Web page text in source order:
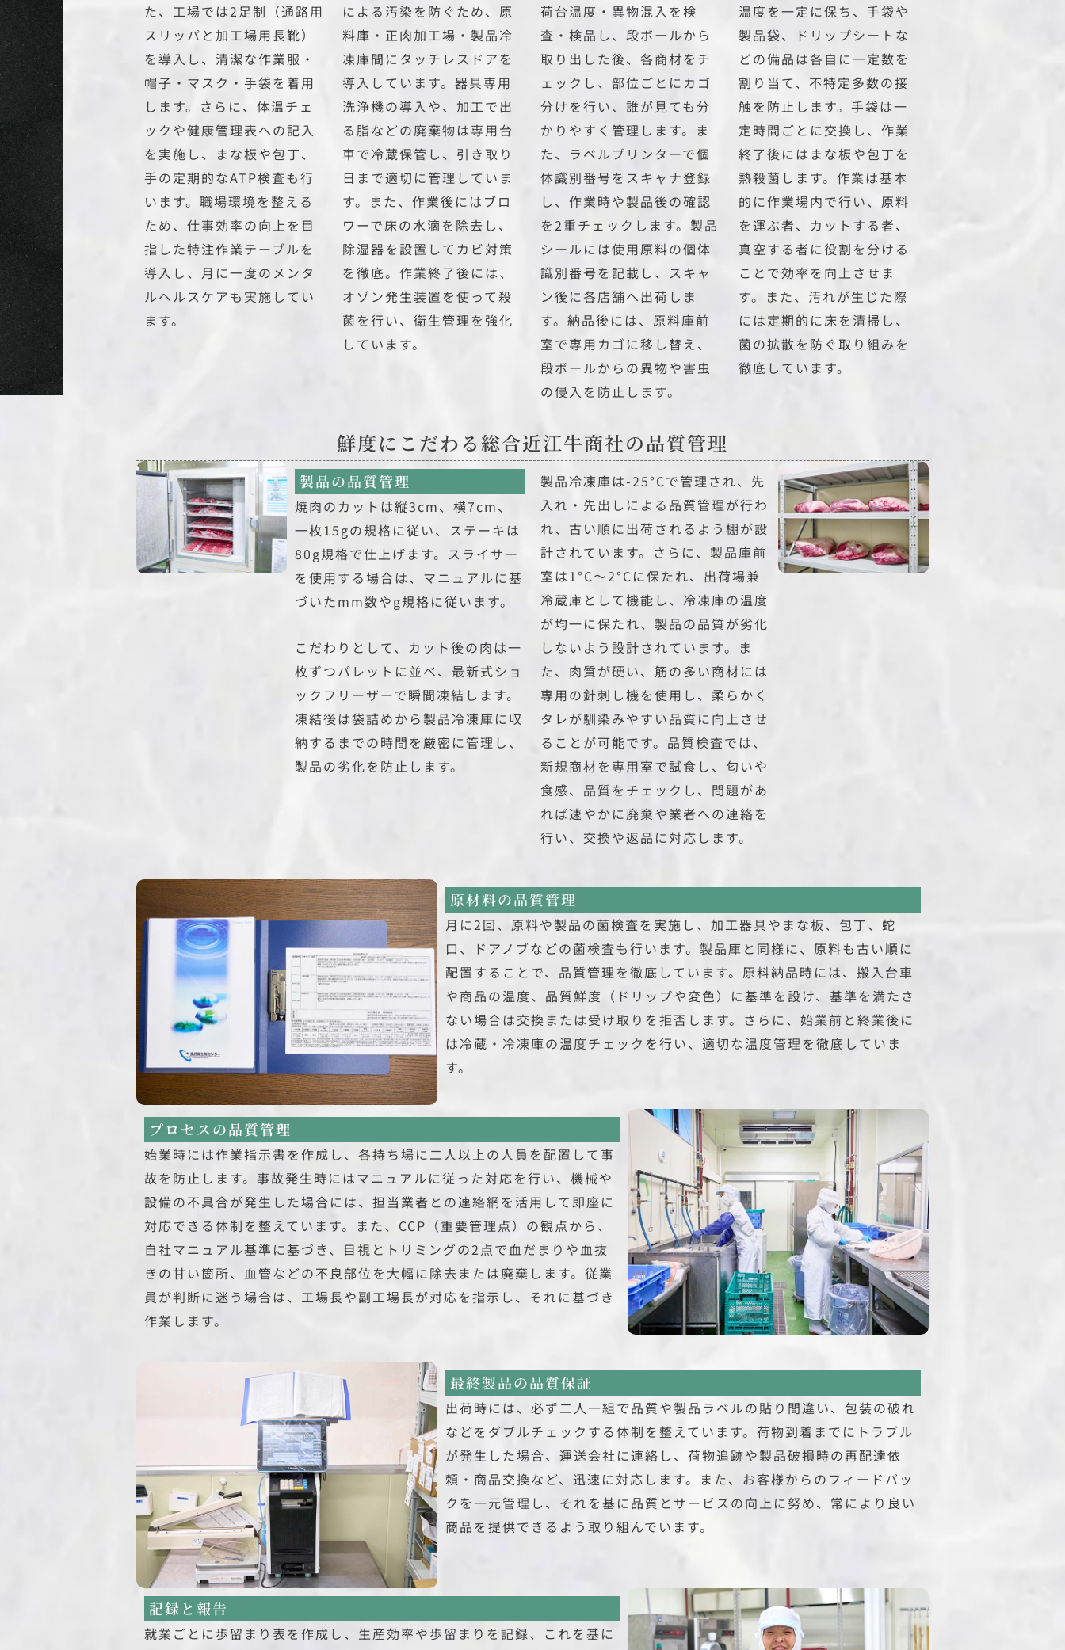
た、工場では2足制（通路用
スリッパと加工場用長靴）
を導入し、清潔な作業服・
帽子・マスク・手袋を着用
します。さらに、体温チェ
ックや健康管理表への記入
を実施し、まな板や包丁、
手の定期的なATP検査も行
います。職場環境を整える
ため、仕事効率の向上を目
指した特注作業テーブルを
導入し、月に一度のメンタ
ルヘルスケアも実施してい
ます。
による汚染を防ぐため、原
料庫・正肉加工場・製品冷
凍庫間にタッチレスドアを
導入しています。器具専用
洗浄機の導入や、加工で出
る脂などの廃棄物は専用台
車で冷蔵保管し、引き取り
日まで適切に管理していま
す。また、作業後にはブロ
ワーで床の水滴を除去し、
除湿器を設置してカビ対策
を徹底。作業終了後には、
オゾン発生装置を使って殺
菌を行い、衛生管理を強化
しています。
荷台温度・異物混入を検
査・検品し、段ボールから
取り出した後、各商材をチ
ェックし、部位ごとにカゴ
分けを行い、誰が見ても分
かりやすく管理します。ま
た、ラベルプリンターで個
体識別番号をスキャナ登録
し、作業時や製品後の確認
を2重チェックします。製品
シールには使用原料の個体
識別番号を記載し、スキャ
ン後に各店舗へ出荷しま
す。納品後には、原料庫前
室で専用カゴに移し替え、
段ボールからの異物や害虫
の侵入を防止します。
温度を一定に保ち、手袋や
製品袋、ドリップシートな
どの備品は各自に一定数を
割り当て、不特定多数の接
触を防止します。手袋は一
定時間ごとに交換し、作業
終了後にはまな板や包丁を
熱殺菌します。作業は基本
的に作業場内で行い、原料
を運ぶ者、カットする者、
真空する者に役割を分ける
ことで効率を向上させま
す。また、汚れが生じた際
には定期的に床を清掃し、
菌の拡散を防ぐ取り組みを
徹底しています。
鮮度にこだわる総合近江牛商社の品質管理
製品の品質管理
焼肉のカットは縦3cm、横7cm、
一枚15gの規格に従い、ステーキは
80g規格で仕上げます。スライサー
を使用する場合は、マニュアルに基
づいたmm数やg規格に従います。
こだわりとして、カット後の肉は一
枚ずつパレットに並べ、最新式ショ
ックフリーザーで瞬間凍結します。
凍結後は袋詰めから製品冷凍庫に収
納するまでの時間を厳密に管理し、
製品の劣化を防止します。
製品冷凍庫は-25°Cで管理され、先
入れ・先出しによる品質管理が行わ
れ、古い順に出荷されるよう棚が設
計されています。さらに、製品庫前
室は1°C〜2°Cに保たれ、出荷場兼
冷蔵庫として機能し、冷凍庫の温度
が均一に保たれ、製品の品質が劣化
しないよう設計されています。ま
た、肉質が硬い、筋の多い商材には
専用の針刺し機を使用し、柔らかく
タレが馴染みやすい品質に向上させ
ることが可能です。品質検査では、
新規商材を専用室で試食し、匂いや
食感、品質をチェックし、問題があ
れば速やかに廃棄や業者への連絡を
行い、交換や返品に対応します。
原材料の品質管理
月に2回、原料や製品の菌検査を実施し、加工器具やまな板、包丁、蛇
口、ドアノブなどの菌検査も行います。製品庫と同様に、原料も古い順に
配置することで、品質管理を徹底しています。原料納品時には、搬入台車
や商品の温度、品質鮮度（ドリップや変色）に基準を設け、基準を満たさ
ない場合は交換または受け取りを拒否します。さらに、始業前と終業後に
は冷蔵・冷凍庫の温度チェックを行い、適切な温度管理を徹底していま
す。
プロセスの品質管理
始業時には作業指示書を作成し、各持ち場に二人以上の人員を配置して事
故を防止します。事故発生時にはマニュアルに従った対応を行い、機械や
設備の不具合が発生した場合には、担当業者との連絡網を活用して即座に
対応できる体制を整えています。また、CCP（重要管理点）の観点から、
自社マニュアル基準に基づき、目視とトリミングの2点で血だまりや血抜
きの甘い箇所、血管などの不良部位を大幅に除去または廃棄します。従業
員が判断に迷う場合は、工場長や副工場長が対応を指示し、それに基づき
作業します。
最終製品の品質保証
出荷時には、必ず二人一組で品質や製品ラベルの貼り間違い、包装の破れ
などをダブルチェックする体制を整えています。荷物到着までにトラブル
が発生した場合、運送会社に連絡し、荷物追跡や製品破損時の再配達依
頼・商品交換など、迅速に対応します。また、お客様からのフィードバッ
クを一元管理し、それを基に品質とサービスの向上に努め、常により良い
商品を提供できるよう取り組んでいます。
記録と報告
就業ごとに歩留まり表を作成し、生産効率や歩留まりを記録、これを基に